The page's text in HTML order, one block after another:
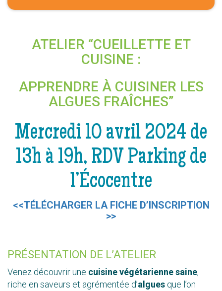
ATELIER “CUEILLETTE ET
CUISINE :
APPRENDRE À CUISINER LES
ALGUES FRAÎCHES”
Mercredi 10 avril 2024 de
13h à 19h, RDV Parking de
l’Écocentre
<<TÉLÉCHARGER LA FICHE D’INSCRIPTION
>>
PRÉSENTATION DE L’ATELIER
Venez découvrir une cuisine végétarienne saine,
riche en saveurs et agrémentée d’algues que l’on